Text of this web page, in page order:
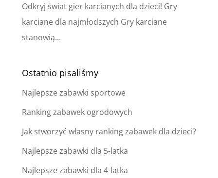
Odkryj świat gier karcianych dla dzieci! Gry
karciane dla najmłodszych Gry karciane
stanowią...
Ostatnio pisaliśmy
Najlepsze zabawki sportowe
Ranking zabawek ogrodowych
Jak stworzyć własny ranking zabawek dla dzieci?
Najlepsze zabawki dla 5-latka
Najlepsze zabawki dla 4-latka